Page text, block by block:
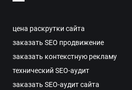
цена раскрутки сайта
заказать SEO продвижение
заказать контекстную рекламу
технический SEO-аудит
заказать SEO-аудит сайта